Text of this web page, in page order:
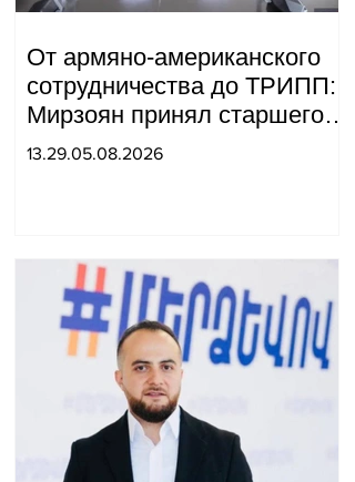
От армяно-американского
сотрудничества до ТРИПП:
Мирзоян принял старшего
советника специального
13.29.05.08.2026